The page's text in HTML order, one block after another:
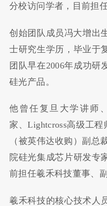
分校访问学者，目前担
创始团队成员冯大增出
士研究生学历，毕业于
团队早在2006年成功研
硅光产品。
他曾任复旦大学讲师
家、Lightcross高级工
（被英伟达收购）副总
院硅光集成芯片研发专
前担任羲禾科技董事、
羲禾科技的核心技术人